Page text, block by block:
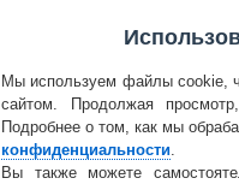
Мы используем файлы cookie,
сайтом. Продолжая
Подробнее о том, как мы
конфиденциальности
Вы также можете